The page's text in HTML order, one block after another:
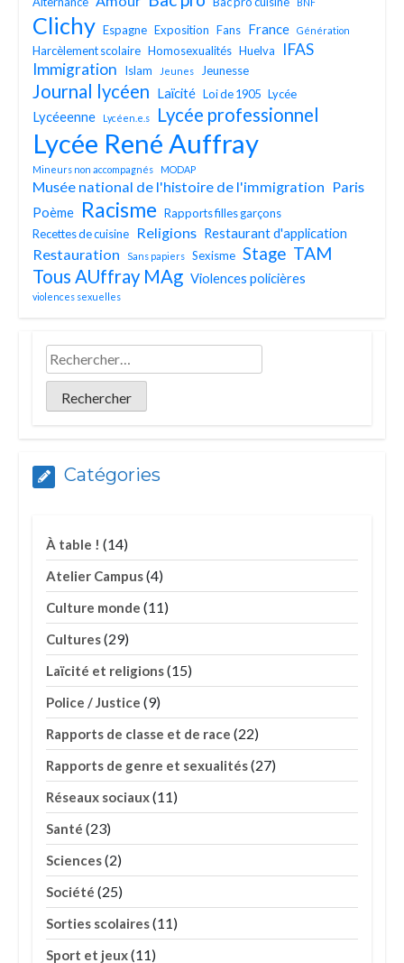
BNF
Clichy Espagne Exposition Fans France Génération
Harcèlement scolaire Homosexualités Huelva
IFAS
Immigration
Islam Jeunes Jeunesse
Journal lycéen Laïcité Loi de 1905 Lycée
Lycéeenne Lycéen.e.s Lycée professionnel
Lycée René Auffray
Mineurs non accompagnés MODAP
Musée national de l'histoire de l'immigration Paris
Poème Racisme Rapports filles garçons
Recettes de cuisine
Religions Restaurant d'application
Restauration Sans papiers Sexisme Stage TAM
Tous AUffray MAg Violences policières
violences sexuelles
Catégories
À table ! (14)
Atelier Campus(4)
Culture monde (11)
Cultures(29)
Laïcité et religions(15)
Police / Justice (9)
Rapports de classe et de race (22)
Rapports de genre et sexualités(27)
Réseaux sociaux(11)
Santé (23)
Sciences(2)
Société (25)
Sorties scolaires(11)
Sport et jeux(11)